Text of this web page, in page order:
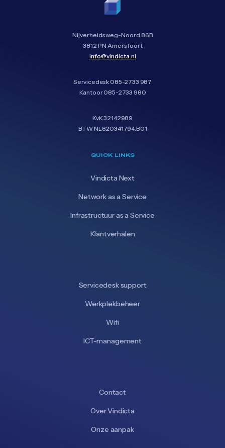
Nijverheidsweg-Noord 86B
3812 PN Amersfoort
info@vindicta.nl
Servicedesk085-2733 987
Kantoor085-2733 980
KvK 32142989
BTW NL820341794.B01
QUICK LINKS
Vindicta Next
Network as a Service
Infrastructuur as a Service
Klantverhalen
Servicedesk support
Werkplekbeheer
Wifi
ICT-management
Contact
Over Vindicta
Onze aanpak